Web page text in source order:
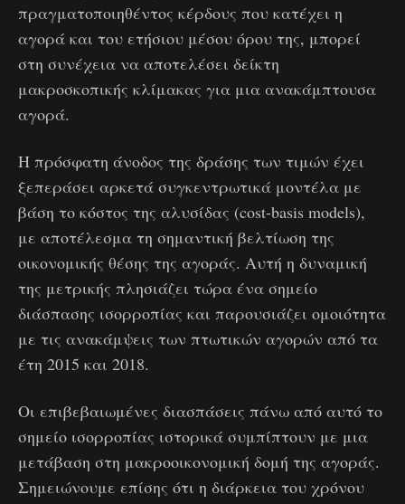
πραγματοποιηθέντος κέρδους που κατέχει η
αγορά και του ετήσιου μέσου όρου της, μπορεί
στη συνέχεια να αποτελέσει δείκτη
μακροσκοπικής κλίμακας για μια ανακάμπτουσα
αγορά.
Η πρόσφατη άνοδος της δράσης των τιμών έχει
ξεπεράσει αρκετά συγκεντρωτικά μοντέλα με
βάση το κόστος της αλυσίδας (cost-basis models),
με αποτέλεσμα τη σημαντική βελτίωση της
οικονομικής θέσης της αγοράς. Αυτή η δυναμική
της μετρικής πλησιάζει τώρα ένα σημείο
διάσπασης ισορροπίας και παρουσιάζει ομοιότητα
με τις ανακάμψεις των πτωτικών αγορών από τα
έτη 2015 και 2018.
Οι επιβεβαιωμένες διασπάσεις πάνω από αυτό το
σημείο ισορροπίας ιστορικά συμπίπτουν με μια
μετάβαση στη μακροοικονομική δομή της αγοράς.
Σημειώνουμε επίσης ότι η διάρκεια του χρόνου